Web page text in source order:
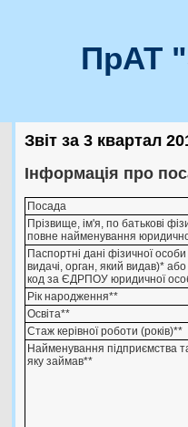
ПрАТ
Звіт за 3 квартал
Інформація про
Посада
Прізвище, ім'я, по батькові
повне найменування
Паспортні дані фізичної
видачі, орган, який видав)*
код за ЄДРПОУ юридичної
Рік народження**
Освіта**
Стаж керівної роботи (років)**
Найменування підприємства
яку займав**